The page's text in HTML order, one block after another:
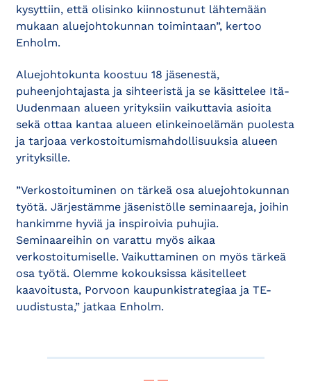
kysyttiin, että olisinko kiinnostunut lähtemään
mukaan aluejohtokunnan toimintaan”, kertoo
Enholm.
Aluejohtokunta koostuu 18 jäsenestä,
puheenjohtajasta ja sihteeristä ja se käsittelee Itä-
Uudenmaan alueen yrityksiin vaikuttavia asioita
sekä ottaa kantaa alueen elinkeinoelämän puolesta
ja tarjoaa verkostoitumismahdollisuuksia alueen
yrityksille.
”Verkostoituminen on tärkeä osa aluejohtokunnan
työtä. Järjestämme jäsenistölle seminaareja, joihin
hankimme hyviä ja inspiroivia puhujia.
Seminaareihin on varattu myös aikaa
verkostoitumiselle. Vaikuttaminen on myös tärkeä
osa työtä. Olemme kokouksissa käsitelleet
kaavoitusta, Porvoon kaupunkistrategiaa ja TE-
uudistusta,” jatkaa Enholm.